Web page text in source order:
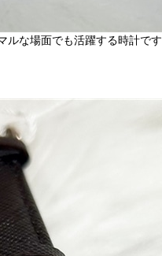
ルな場面でも活躍する時計です